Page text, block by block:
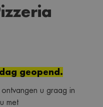
geopend.
u graag in
met